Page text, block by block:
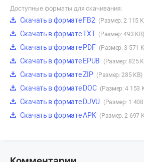
Доступные форматы для скачивания:
Скачать в формате FB2 (Размер: 2 115
Скачать в формате TXT (Размер: 493 KB)
Скачать в формате PDF (Размер: 3 571
Скачать в формате EPUB (Размер: 825
Скачать в формате ZIP (Размер: 285 KB)
Скачать в формате DOC (Размер: 4 153
Скачать в формате DJVU (Размер: 1 408
Скачать в формате APK (Размер: 2 697